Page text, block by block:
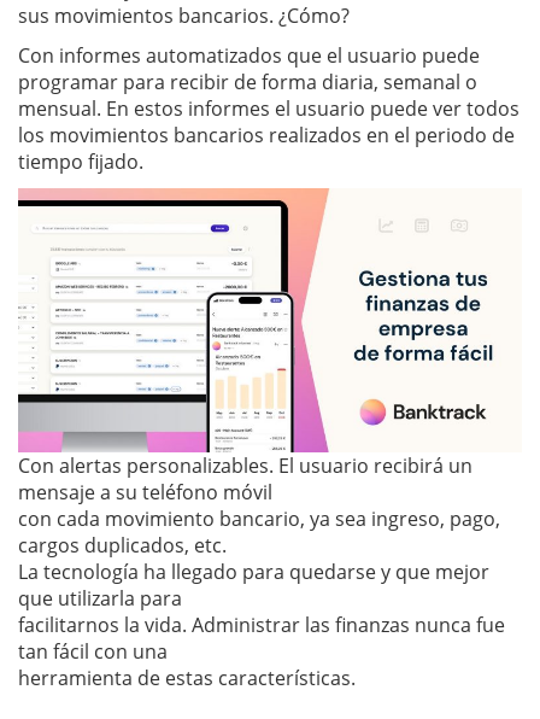
sus movimientos bancarios. ¿Cómo?
Con informes automatizados que el usuario puede
programar para recibir de forma diaria, semanal o
mensual. En estos informes el usuario puede ver todos
los movimientos bancarios realizados en el periodo de
tiempo fijado.
Con alertas personalizables. El usuario recibirá un
mensaje a su teléfono móvil
con cada movimiento bancario, ya sea ingreso, pago,
cargos duplicados, etc.
La tecnología ha llegado para quedarse y que mejor
que utilizarla para
facilitarnos la vida. Administrar las finanzas nunca fue
tan fácil con una
herramienta de estas características.